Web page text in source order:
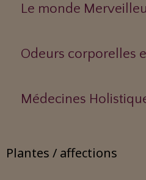
Le monde
Odeurs corporelles
Médecines
Plantes / affections